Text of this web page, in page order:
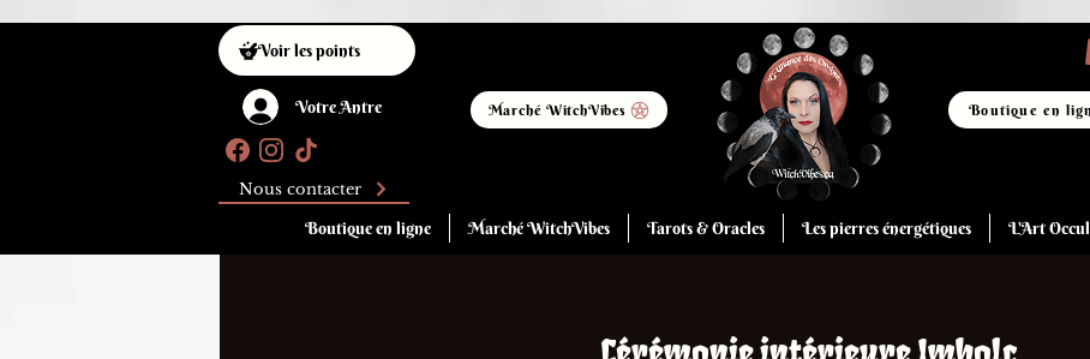
Voir les points
Votre Antre
Nous contacter
Marché WitchVibes Boutique en
Boutique en ligne Marché WitchVibes Tarots & Oracles Les pierres énergétiques L'Art